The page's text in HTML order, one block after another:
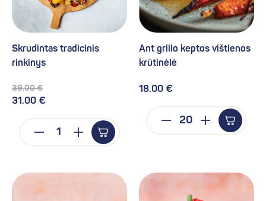
Skrudintas tradicinis
rinkinys
39.00 €
31.00 €
Ant grilio keptos vištienos
krūtinėlė
18.00 €